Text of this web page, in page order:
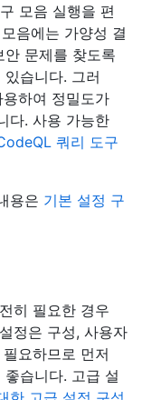
모음 실행을 편
음에는 가양성 결
문제를 찾도록
습니다. 그러
하여 정밀도가
다. 사용 가능한
쿼리 도구
용은 기본 설정 구
히 필요한 경우
정은 구성, 사용자
요하므로 먼저
습니다. 고급 설